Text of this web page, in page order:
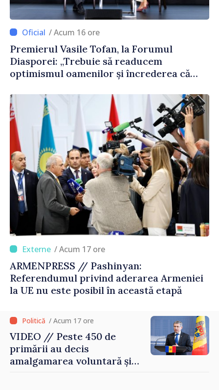
/ Acum 16 ore
Premierul Vasile Tofan, la Forumul
Diasporei: „Trebuie să readucem
optimismul oamenilor și încrederea că
corectă”
/ Acum 17 ore
ARMENPRESS // Pashinyan:
Referendumul privind aderarea Armeniei
la UE nu este posibil în această etapă
/ Acum 17 ore
VIDEO // Peste 450 de
primării au decis
amalgamarea voluntară și